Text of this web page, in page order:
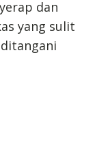
dan
yang sulit